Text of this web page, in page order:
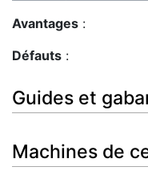
Avantages :
Défauts :
Guides et
Machines de